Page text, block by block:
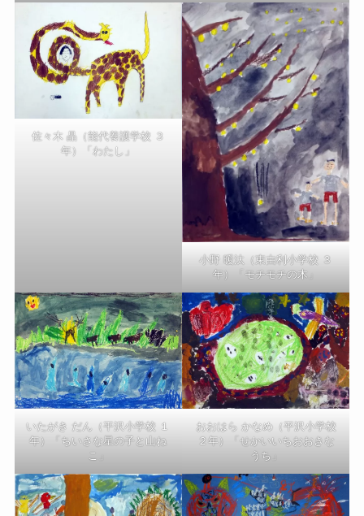
佐々木 晶（能代養護学校 ３
年）「わたし」
小野 暖汰（東由利小学校 ３
年）「モチモチの木」
いたがき だん（平沢小学校 １
年）「ちいさな星の子と山ね
こ」
おおはら かなめ（平沢小学校
２年）「せかいいちおおきな
うち」